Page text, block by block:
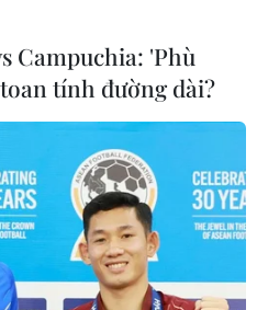
Campuchia: 'Phù
tính đường dài?